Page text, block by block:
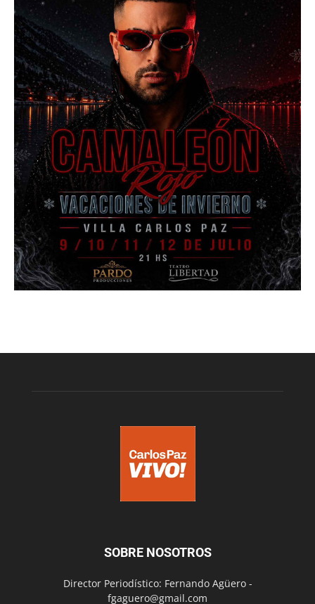
SOBRE NOSOTROS
Director Periodístico: Fernando Agüero -
fgaguero@gmail.com